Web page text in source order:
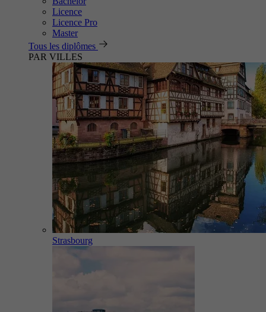
Licence
Licence Pro
Master
Tous les diplômes
PAR VILLES
Strasbourg